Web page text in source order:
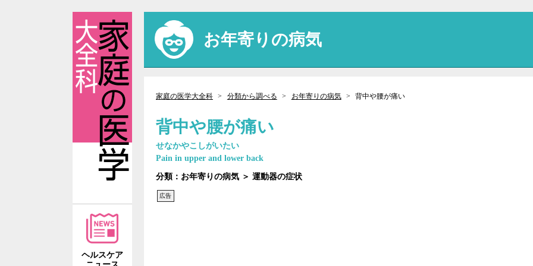
ヘルスケア
お年寄りの病気
家庭の医学大全科 分類から調べる お年寄りの病気 背中や腰が痛い
背中や腰が痛い
せなかやこしがいたい
Pain in upper and lower back
分類：お年寄りの病気 ＞ 運動器の症状
広告